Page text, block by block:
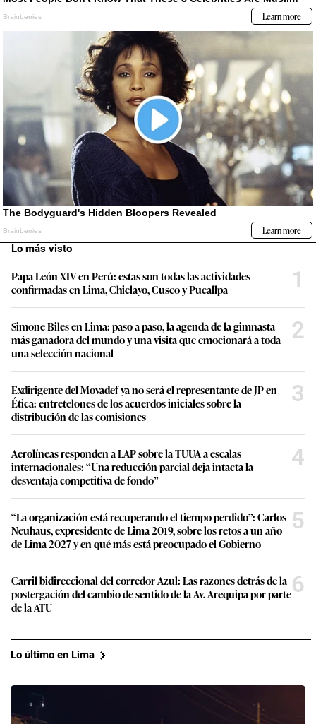
Lo más visto
Papa León XIV en Perú: estas son todas las actividades
confirmadas en Lima, Chiclayo, Cusco y Pucallpa
1
Simone Biles en Lima: paso a paso, la agenda de la gimnasta
más ganadora del mundo y una visita que emocionará a toda
una selección nacional
2
Exdirigente del Movadef ya no será el representante de JP en
Ética: entretelones de los acuerdos iniciales sobre la
distribución de las comisiones
3
Aerolíneas responden a LAP sobre la TUUA a escalas
internacionales: “Una reducción parcial deja intacta la
desventaja competitiva de fondo”
4
“La organización está recuperando el tiempo perdido”: Carlos
Neuhaus, expresidente de Lima 2019, sobre los retos a un año
de Lima 2027 y en qué más está preocupado el Gobierno
5
Carril bidireccional del corredor Azul: Las razones detrás de la
postergación del cambio de sentido de la Av. Arequipa por parte
de la ATU
6
Lo último en Lima